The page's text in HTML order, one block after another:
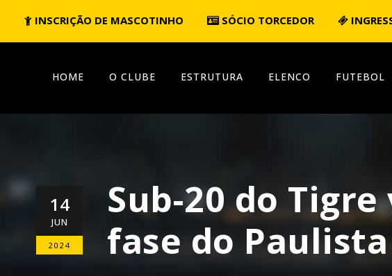
INSCRIÇÃO DE MASCOTINHO SÓCIO TORCEDOR
HOME O CLUBE ESTRUTURA ELENCO FUTEBOL
14
JUN
2024
Sub-20 do
fase do